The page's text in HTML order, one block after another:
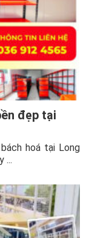
đẹp tại
hoá tại Long
...